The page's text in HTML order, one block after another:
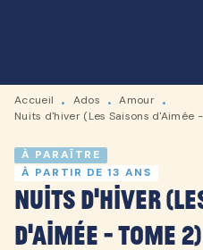
Accueil • Ados • Amour •
Nuits d'hiver (Les Saisons d'Aimée
À PARAÎTRE
À PARTIR DE 13 ANS
Nuits d'hiver
d'Aimée - tome 2)